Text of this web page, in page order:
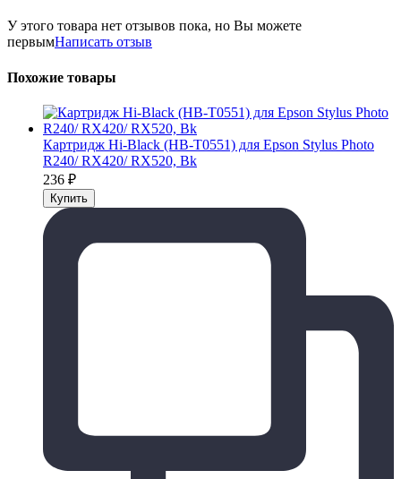
У этого товара нет отзывов пока, но Вы можете
первымНаписать отзыв
Похожие товары
Картридж Hi-Black (HB-T0551) для Epson Stylus Photo
R240/ RX420/ RX520, Bk
236 ₽